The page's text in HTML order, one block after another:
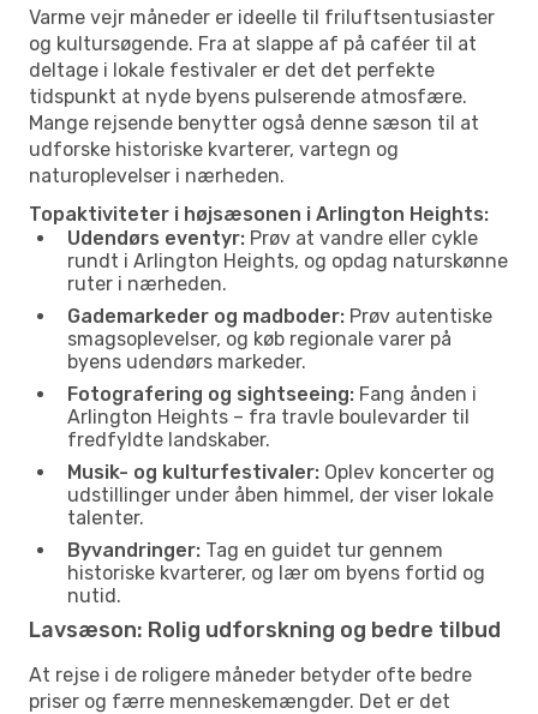
Varme vejr måneder er ideelle til friluftsentusiaster
og kultursøgende. Fra at slappe af på caféer til at
deltage i lokale festivaler er det det perfekte
tidspunkt at nyde byens pulserende atmosfære.
Mange rejsende benytter også denne sæson til at
udforske historiske kvarterer, vartegn og
naturoplevelser i nærheden.
Topaktiviteter i højsæsonen i Arlington Heights:
Udendørs eventyr: Prøv at vandre eller cykle
rundt i Arlington Heights, og opdag naturskønne
ruter i nærheden.
Gademarkeder og madboder: Prøv autentiske
smagsoplevelser, og køb regionale varer på
byens udendørs markeder.
Fotografering og sightseeing: Fang ånden i
Arlington Heights – fra travle boulevarder til
fredfyldte landskaber.
Musik- og kulturfestivaler: Oplev koncerter og
udstillinger under åben himmel, der viser lokale
talenter.
Byvandringer: Tag en guidet tur gennem
historiske kvarterer, og lær om byens fortid og
nutid.
Lavsæson: Rolig udforskning og bedre tilbud
At rejse i de roligere måneder betyder ofte bedre
priser og færre menneskemængder. Det er det